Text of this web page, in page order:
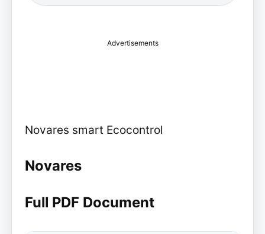
Advertisements
Novares smart Ecocontrol
Novares
Full PDF Document